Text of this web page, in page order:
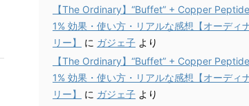
【The Ordinary】“Buffet” + Copper
1% 効果・使い方・リアルな感想【オーディ
リー】
に ガジェ子 より
【The Ordinary】“Buffet” + Copper
1% 効果・使い方・リアルな感想【オーディ
リー】
に ガジェ子 より